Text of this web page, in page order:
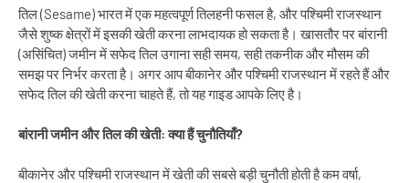
तिल (Sesame) भारत में एक महत्वपूर्ण तिलहनी फसल है, और पश्चिमी राजस्थान
जैसे शुष्क क्षेत्रों में इसकी खेती करना लाभदायक हो सकता है। खासतौर पर बांरानी
(असिंचित) जमीन में सफेद तिल उगाना सही समय, सही तकनीक और मौसम की
समझ पर निर्भर करता है। अगर आप बीकानेर और पश्चिमी राजस्थान में रहते हैं और
सफेद तिल की खेती करना चाहते हैं, तो यह गाइड आपके लिए है।
बांरानी जमीन और तिल की खेती: क्या हैं चुनौतियाँ?
बीकानेर और पश्चिमी राजस्थान में खेती की सबसे बड़ी चुनौती होती है कम वर्षा,